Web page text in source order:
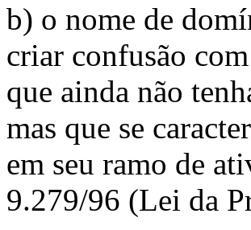
b) o nome de
criar confusão
que ainda não
mas que se
em seu ramo de
9.279/96 (Lei da